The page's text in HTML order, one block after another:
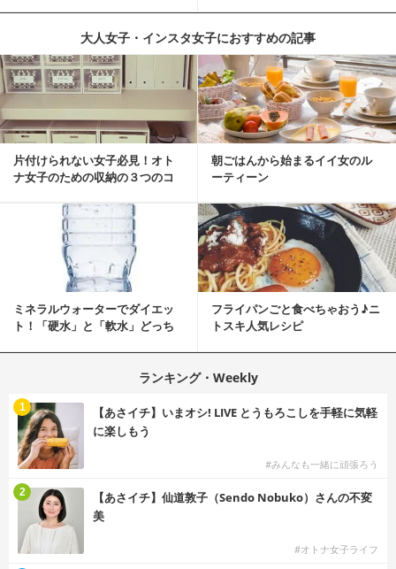
大人女子・インスタ女子におすすめの記事
片付けられない女子必見！オト
ナ女子のための収納の３つのコ
朝ごはんから始まるイイ女のル
ーティーン
ミネラルウォーターでダイエッ
ト！「硬水」と「軟水」どっち
フライパンごと食べちゃおう♪ニ
トスキ人気レシピ
ランキング・Weekly
【あさイチ】いまオシ! LIVE とうもろこしを手軽に気軽
に楽しもう
#みんなも一緒に頑張ろう
1
【あさイチ】仙道敦子（Sendo Nobuko）さんの不変
美
#オトナ女子ライフ
2